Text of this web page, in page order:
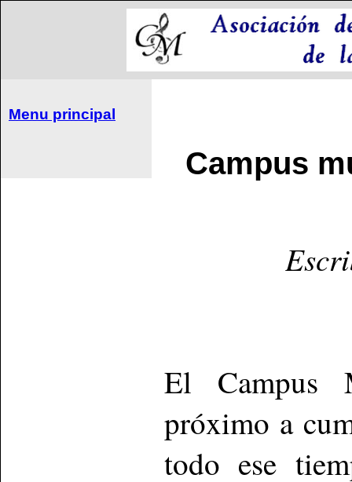
Menu principal
Campus
El Campus
próximo a
todo ese